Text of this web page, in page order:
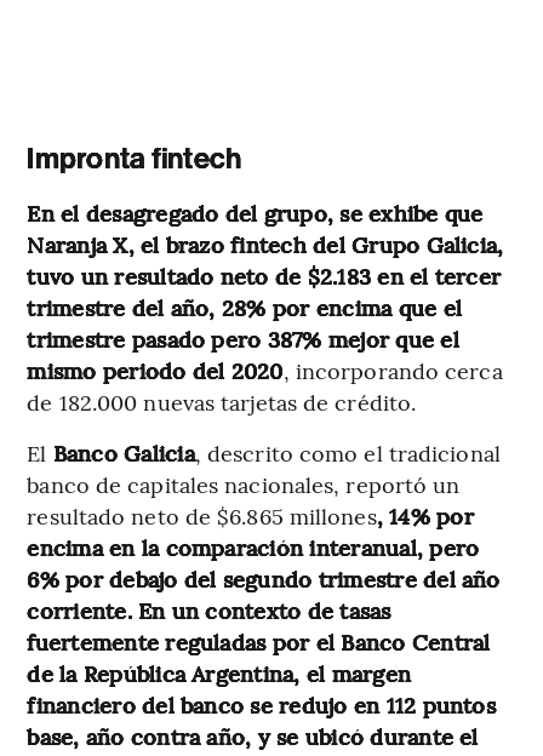
Impronta fintech
En el desagregado del grupo, se exhibe que
Naranja X, el brazo fintech del Grupo Galicia,
tuvo un resultado neto de $2.183 en el tercer
trimestre del año, 28% por encima que el
trimestre pasado pero 387% mejor que el
mismo periodo del 2020, incorporando cerca
de 182.000 nuevas tarjetas de crédito.
El Banco Galicia, descrito como el tradicional
banco de capitales nacionales, reportó un
resultado neto de $6.865 millones, 14% por
encima en la comparación interanual, pero
6% por debajo del segundo trimestre del año
corriente. En un contexto de tasas
fuertemente reguladas por el Banco Central
de la República Argentina, el margen
financiero del banco se redujo en 112 puntos
base, año contra año, y se ubicó durante el